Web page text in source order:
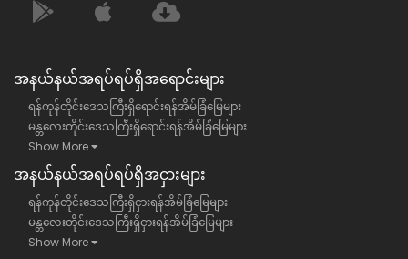
အနယ်နယ်အရပ်ရပ်ရှိအရောင်းများ
ရန်ကုန်တိုင်းဒေသကြီးရှိရောင်းရန်အိမ်ခြံမြေများ
မန္တလေးတိုင်းဒေသကြီးရှိရောင်းရန်အိမ်ခြံမြေများ
Show More
အနယ်နယ်အရပ်ရပ်ရှိအငှားများ
ရန်ကုန်တိုင်းဒေသကြီးရှိငှားရန်အိမ်ခြံမြေများ
မန္တလေးတိုင်းဒေသကြီးရှိငှားရန်အိမ်ခြံမြေများ
Show More